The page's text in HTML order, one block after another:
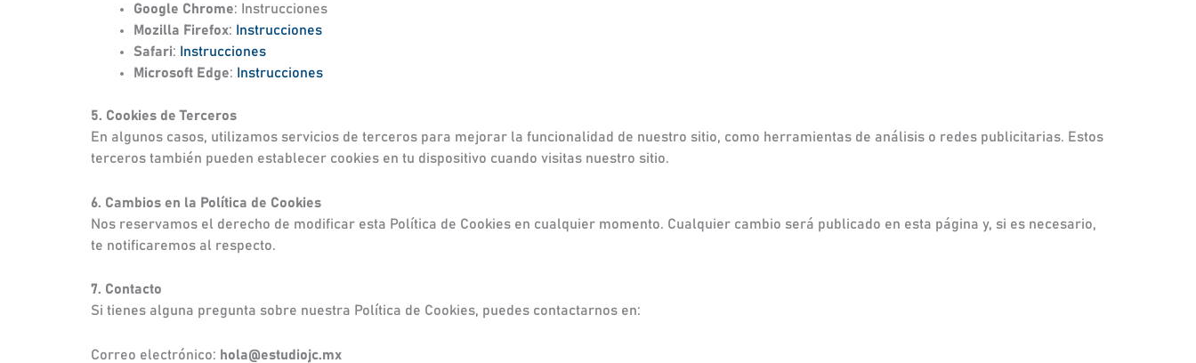
Google Chrome: Instrucciones
Mozilla Firefox:
Instrucciones
Safari:
Instrucciones
Microsoft Edge: Instrucciones
5. Cookies de Terceros
En algunos casos, utilizamos servicios de terceros para mejorar la funcionalidad de nuestro sitio, como herramientas de análisis o redes publicitarias. Estos
terceros también pueden establecer cookies en tu dispositivo cuando visitas nuestro sitio.
6. Cambios en la Política de Cookies
Nos reservamos el derecho de modificar esta Política de Cookies en cualquier momento. Cualquier cambio será publicado en esta página y, si es necesario,
te notificaremos al respecto.
7. Contacto
Si tienes alguna pregunta sobre nuestra Política de Cookies, puedes contactarnos en:
Correo electrónico: hola@estudiojc.mx